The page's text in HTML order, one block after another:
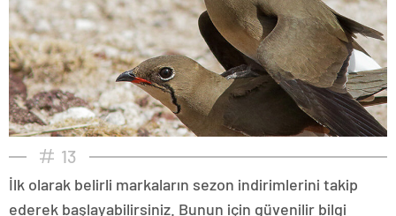
13
İlk olarak belirli markaların sezon indirimlerini takip
ederek başlayabilirsiniz. Bunun için güvenilir bilgi